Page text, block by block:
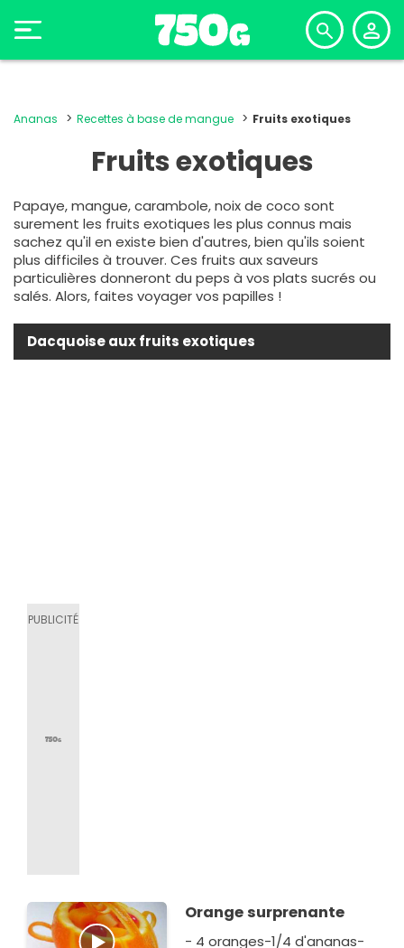
Ananas Recettes à base de mangue Fruits exotiques
Fruits exotiques
Papaye, mangue, carambole, noix de coco sont
surement les fruits exotiques les plus connus mais
sachez qu'il en existe bien d'autres, bien qu'ils soient
plus difficiles à trouver. Ces fruits aux saveurs
particulières donneront du peps à vos plats sucrés ou
salés. Alors, faites voyager vos papilles !
Dacquoise aux fruits exotiques
Orange surprenante
- 4 oranges-1/4 d'ananas-